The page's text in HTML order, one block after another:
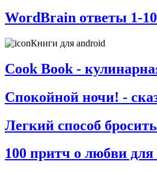
WordBrain ответы 1-10
Книги для android
Cook Book -
Спокойной ночи! -
Легкий способ
100 притч о любви